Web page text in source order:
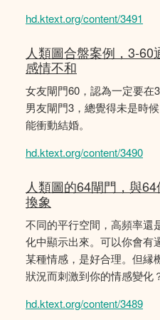
hd.ktext.org/content/3491
人類圖合盤案例，3-
感情不和
女友閘門60，認為一定要在
男友閘門3，總覺得未是時
能衝動結婚。
hd.ktext.org/content/3490
人類圖的64閘門，與
換象
不同的平行空間，高頻率還
化中顯示出來。可以你會有
某種情感，是好合理。但縁
狀況而刺激到你的情感變化
hd.ktext.org/content/3489